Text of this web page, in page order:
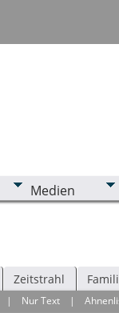
Medien
Zeitstrahl
| Nur Text |